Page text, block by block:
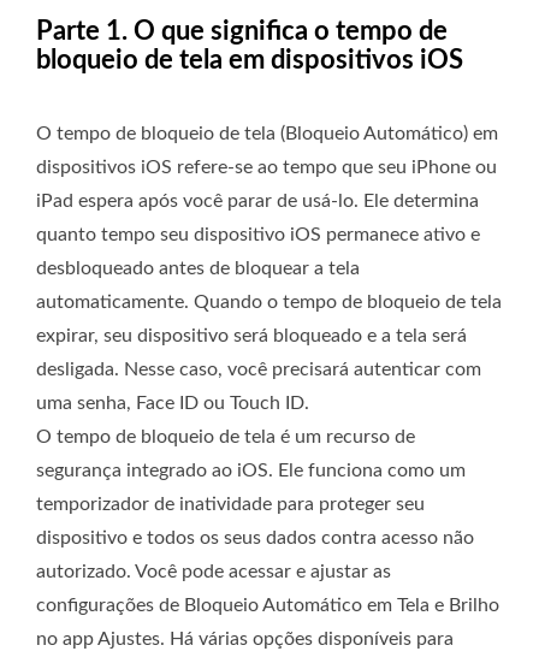
Parte 1. O que significa o tempo de
bloqueio de tela em dispositivos iOS
O tempo de bloqueio de tela (Bloqueio Automático) em
dispositivos iOS refere-se ao tempo que seu iPhone ou
iPad espera após você parar de usá-lo. Ele determina
quanto tempo seu dispositivo iOS permanece ativo e
desbloqueado antes de bloquear a tela
automaticamente. Quando o tempo de bloqueio de tela
expirar, seu dispositivo será bloqueado e a tela será
desligada. Nesse caso, você precisará autenticar com
uma senha, Face ID ou Touch ID.
O tempo de bloqueio de tela é um recurso de
segurança integrado ao iOS. Ele funciona como um
temporizador de inatividade para proteger seu
dispositivo e todos os seus dados contra acesso não
autorizado. Você pode acessar e ajustar as
configurações de Bloqueio Automático em Tela e Brilho
no app Ajustes. Há várias opções disponíveis para